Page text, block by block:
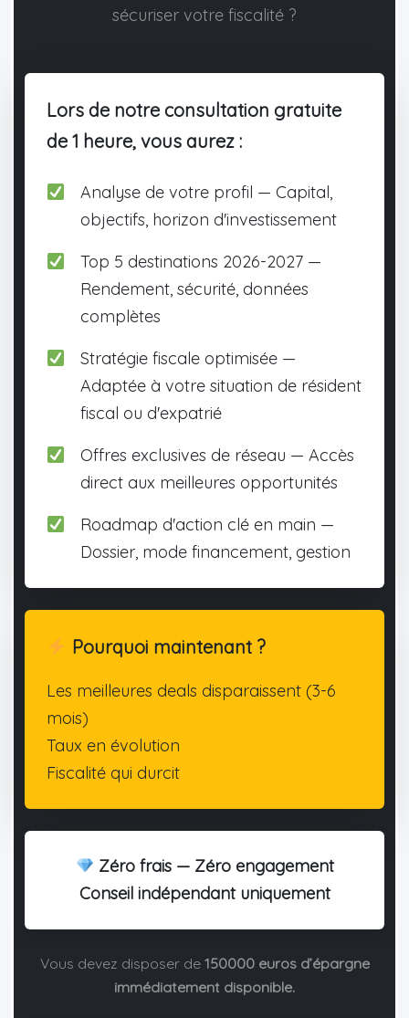
sécuriser votre fiscalité ?
Lors de notre consultation gratuite
de 1 heure, vous aurez :
Analyse de votre profil — Capital,
objectifs, horizon d'investissement
Top 5 destinations 2026-2027 —
Rendement, sécurité, données
complètes
Stratégie fiscale optimisée —
Adaptée à votre situation de résident
fiscal ou d'expatrié
Offres exclusives de réseau — Accès
direct aux meilleures opportunités
Roadmap d'action clé en main —
Dossier, mode financement, gestion
Pourquoi maintenant ?
Les meilleures deals disparaissent (3-6
mois)
Taux en évolution
Fiscalité qui durcit
Zéro frais — Zéro engagement
Conseil indépendant uniquement
Vous devez disposer de 150000 euros d’épargne
immédiatement disponible.